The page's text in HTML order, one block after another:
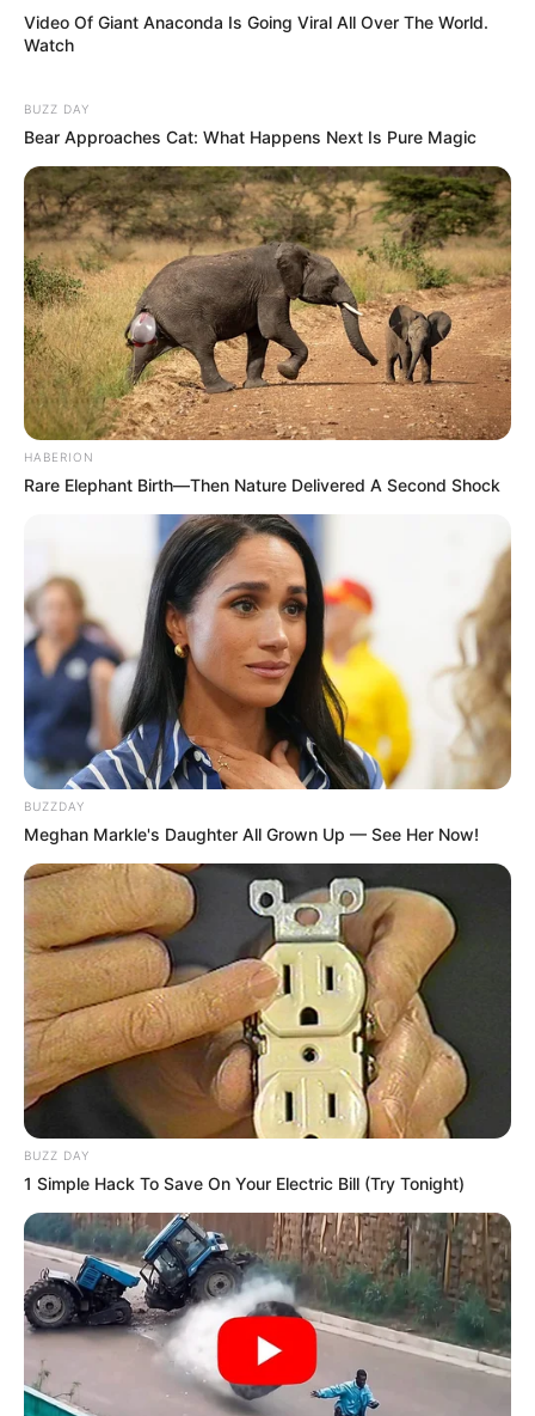
Video Of Giant Anaconda Is Going Viral All Over The World.
Watch
BUZZ DAY
Bear Approaches Cat: What Happens Next Is Pure Magic
HABERION
Rare Elephant Birth—Then Nature Delivered A Second Shock
BUZZDAY
Meghan Markle's Daughter All Grown Up — See Her Now!
BUZZ DAY
1 Simple Hack To Save On Your Electric Bill (Try Tonight)